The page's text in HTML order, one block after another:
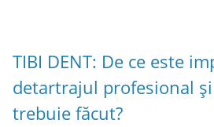
TIBI DENT: De ce este
detartrajul profesional
trebuie făcut?